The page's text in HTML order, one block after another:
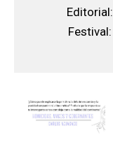
Editorial:
Festival: